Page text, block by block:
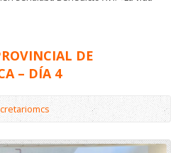
DE
– DÍA 4